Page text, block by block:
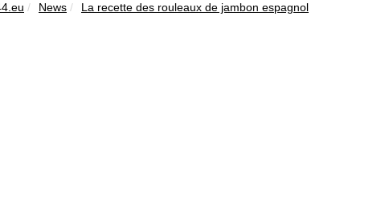
News La recette des rouleaux de jambon espagnol